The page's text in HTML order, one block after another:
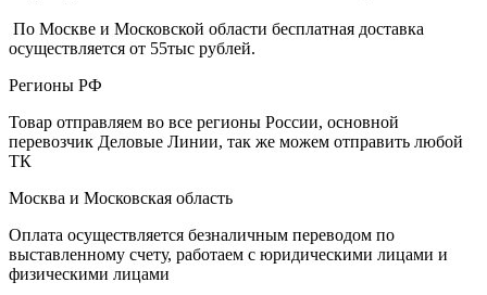
По Москве и Московской области бесплатная доставка
осуществляется от 55тыс рублей.
Регионы РФ
Товар отправляем во все регионы России, основной
перевозчик Деловые Линии, так же можем отправить любой
ТК
Москва и Московская область
Оплата осуществляется безналичным переводом по
выставленному счету, работаем с юридическими лицами и
физическими лицами